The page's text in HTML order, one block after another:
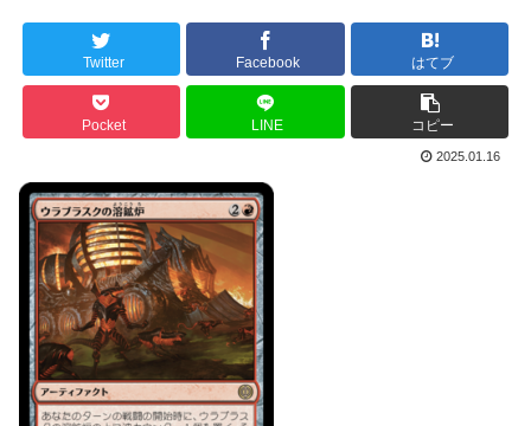
Twitter Facebook はてブ
Pocket LINE コピー
2025.01.16